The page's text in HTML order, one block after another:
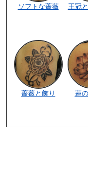
ソフトな薔薇 王冠
薔薇と飾り 蓮